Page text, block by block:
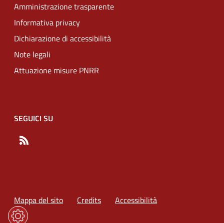
Amministrazione trasparente
Informativa privacy
Dichiarazione di accessibilità
Note legali
Attuazione misure PNRR
SEGUICI SU
Mappa del sito Credits Accessibilità